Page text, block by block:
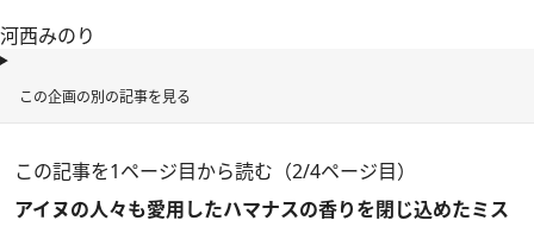
河西みのり
この企画の別の記事を見る
この記事を1ページ目から読む（2/4ページ目）
アイヌの人々も愛用したハマナスの香りを閉じ込めたミス